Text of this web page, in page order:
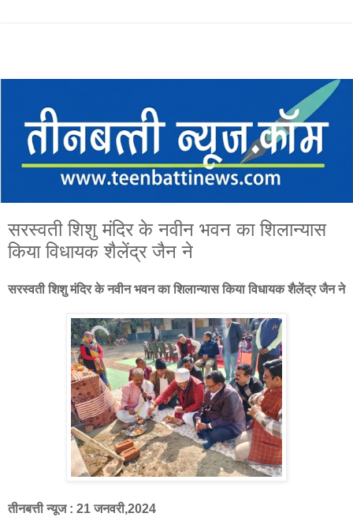
सरस्वती शिशु मंदिर के नवीन भवन का शिलान्यास
किया विधायक शैलेंद्र जैन ने
सरस्वती शिशु मंदिर के नवीन भवन का शिलान्यास किया विधायक शैलेंद्र जैन ने
तीनबत्ती न्यूज : 21 जनवरी,2024